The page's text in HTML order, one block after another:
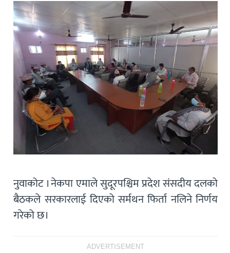
नुवाकोट । नेकपा एमाले सुदूरपश्चिम प्रदेश संसदीय दलको
बैठकले सरकारलाई दिएको सर्मथन फिर्ता नलिने निर्णय
गरेको छ।
ADVERTISEMENT